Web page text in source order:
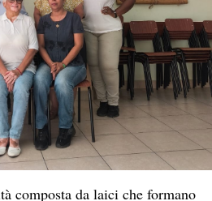
composta da laici che formano